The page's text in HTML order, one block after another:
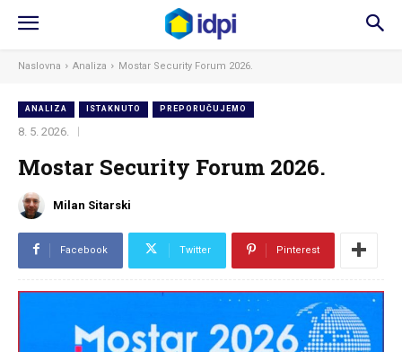
Naslovna Analiza Mostar Security Forum 2026.
ANALIZA ISTAKNUTO PREPORUČUJEMO
8. 5. 2026.
Mostar Security Forum 2026.
Milan Sitarski
Facebook Twitter Pinterest